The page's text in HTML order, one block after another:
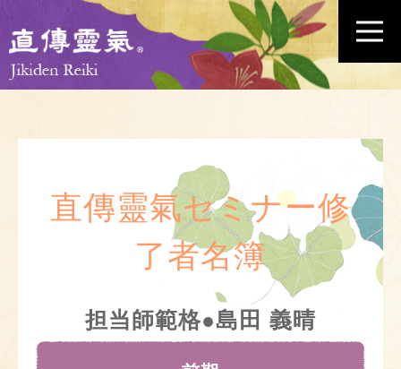
直傳靈氣セミナー修
了者名簿
担当師範格●島田 義晴